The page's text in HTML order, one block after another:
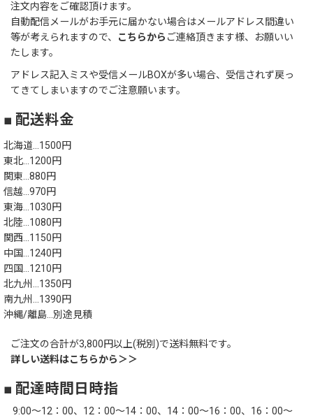
ランチバッグ
注文内容をご確認頂けます。
自動配信メールがお手元に届かない場合はメールアドレス間違い
等が考えられますので、
こちらから ご連絡頂きます様、お願いい
たします。
アドレス記入ミスや受信メールBOXが多い場合、受信されず戻っ
てきてしまいますのでご注意願います。
■ 配送料金
北海道…1500円
東北…1200円
関東…880円
信越…970円
東海…1030円
北陸…1080円
関西…1150円
中国…1240円
四国…1210円
北九州…1350円
南九州…1390円
沖縄/離島…別途見積
ご注文の合計が3,800円以上(税別)で送料無料です。
詳しい送料はこちらから＞＞
■ 配達時間日時指
9:00～12：00、12：00～14：00、14：00～16：00、16：00～